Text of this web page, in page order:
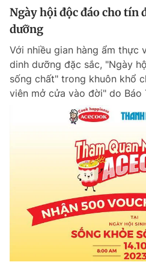
Ngày hội độc đáo cho tín
dưỡng
Với nhiều gian hàng ẩm thực
dinh dưỡng đặc sắc, "Ngày
sống chất" trong khuôn khổ
viên mở cửa vào đời" do Báo